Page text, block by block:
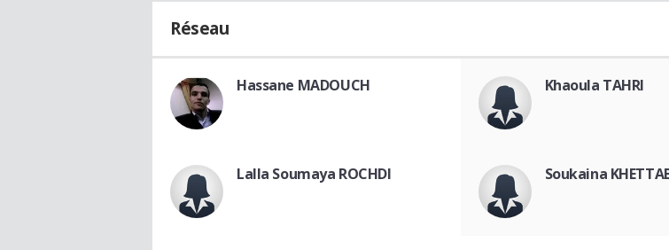
Réseau
Hassane MADOUCH Khaoula TAHRI
Lalla Soumaya ROCHDI Soukaina